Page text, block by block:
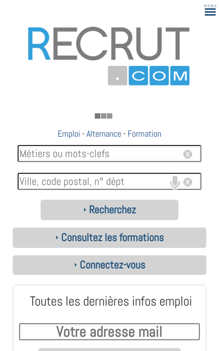
183
Emploi -Alternance - Formation
Recherchez
Consultez les formations
Connectez-vous
Toutes les dernières infos emploi